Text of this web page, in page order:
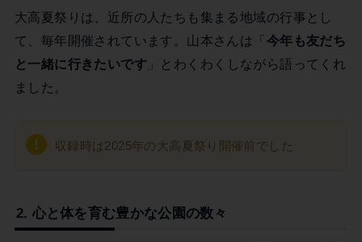
大高夏祭りは、近所の人たちも集まる地域の行事とし
て、毎年開催されています。山本さんは「今年も友だち
と一緒に行きたいです 」とわくわくしながら語ってくれ
ました。
収録時は2025年の大高夏祭り開催前でした
2. 心と体を育む豊かな公園の数々